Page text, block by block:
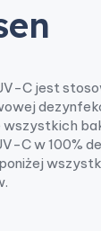
C jest
wszystkich
C w 100%